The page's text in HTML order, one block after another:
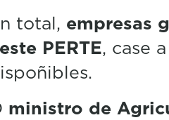
total, empresas
PERTE, case
ministro de